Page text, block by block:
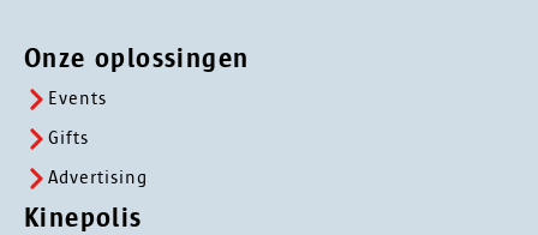
Onze oplossingen
Events
Gifts
Advertising
Kinepolis